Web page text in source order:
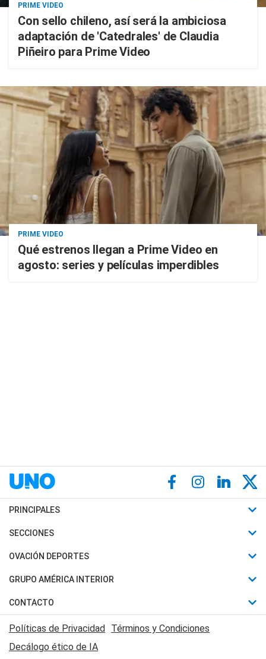
PRIME VIDEO
Con sello chileno, así será la ambiciosa
adaptación de 'Catedrales' de Claudia
Piñeiro para Prime Video
PRIME VIDEO
Qué estrenos llegan a Prime Video en
agosto: series y películas imperdibles
PRINCIPALES
Últimas Noticias
Política
Judiciales
Economia
SECCIONES
Horóscopo
Motores
Trucos caseros
Series y Películas
Edictos y Solicitadas
OVACIÓN DEPORTES
Fútbol
Mundial
Automovilismo
Rugby
GRUPO AMÉRICA INTERIOR
Canal 7 en Vivo
CONTACTO
Acerca de Nosotros
Contactanos
Políticas de Privacidad Términos y Condiciones
Decálogo ético de IA